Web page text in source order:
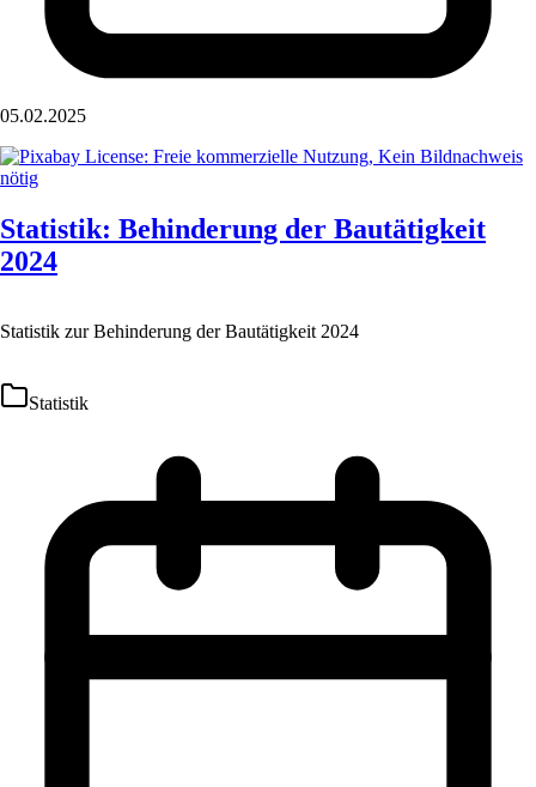
05.02.2025
Statistik: Behinderung der Bautätigkeit
2024
Statistik zur Behinderung der Bautätigkeit 2024
Statistik